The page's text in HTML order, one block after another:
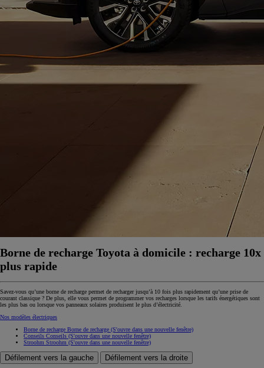
Borne de recharge Toyota à domicile : recharge 10x
plus rapide
Savez-vous qu’une borne de recharge permet de recharger jusqu’à 10 fois plus rapidement qu’une prise de
courant classique ? De plus, elle vous permet de programmer vos recharges lorsque les tarifs énergétiques sont
les plus bas ou lorsque vos panneaux solaires produisent le plus d’électricité.
Nos modèles électriques
Borne de recharge Borne de recharge (S'ouvre dans une nouvelle fenêtre)
Conseils Conseils (S'ouvre dans une nouvelle fenêtre)
Stroohm Stroohm (S'ouvre dans une nouvelle fenêtre)
Défilement vers la gauche Défilement vers la droite